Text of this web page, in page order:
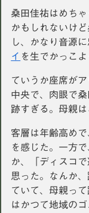
桑田佳祐はめち
かもしれないけ
し、かなり音源に
イ を生でかっこ
ていうか座席が
中央で、肉眼で
跡すぎる。母親
客層は年齢高め
を感じた。一方
か、「ディスコ
思った。なんか
ていて、母親っ
はかつて地域の